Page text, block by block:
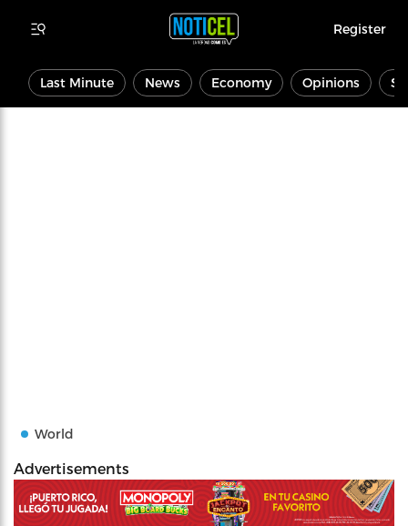
Register
Last Minute News Economy Opinions
World
Advertisements